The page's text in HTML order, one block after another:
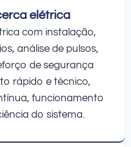
elétrica
com instalação,
análise de pulsos,
de segurança
rápido e técnico,
funcionamento
do sistema.